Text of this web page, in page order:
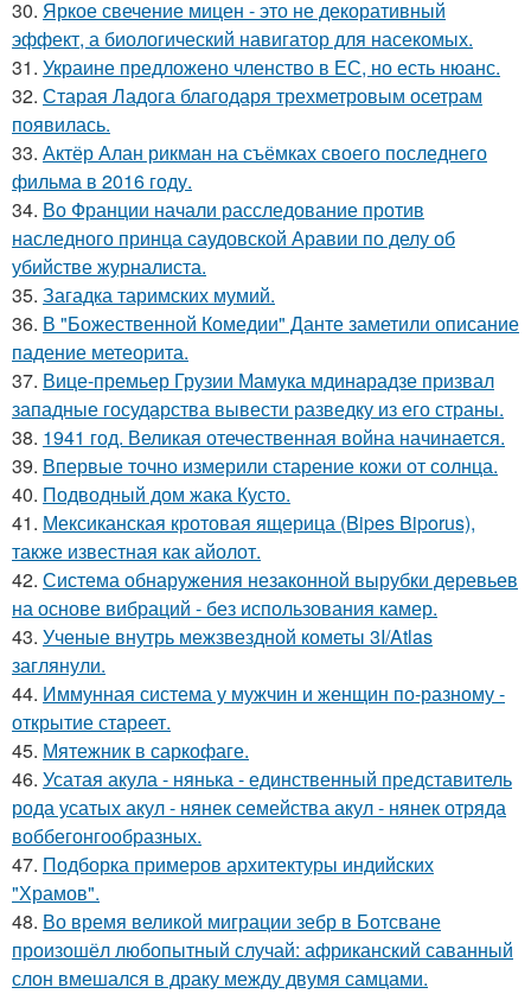
30. Яркое свечение мицен - это не декоративный
эффект, а биологический навигатор для насекомых.
31. Украине предложено членство в ЕС, но есть нюанс.
32. Старая Ладога благодаря трехметровым осетрам
появилась.
33. Актёр Алан рикман на съёмках своего последнего
фильма в 2016 году.
34. Во Франции начали расследование против
наследного принца саудовской Аравии по делу об
убийстве журналиста.
35. Загадка таримских мумий.
36. В "Божественной Комедии" Данте заметили описание
падение метеорита.
37. Вице-премьер Грузии Мамука мдинарадзе призвал
западные государства вывести разведку из его страны.
38. 1941 год. Великая отечественная война начинается.
39. Впервые точно измерили старение кожи от солнца.
40. Подводный дом жака Кусто.
41. Мексиканская кротовая ящерица (Bipes Biporus),
также известная как айолот.
42. Система обнаружения незаконной вырубки деревьев
на основе вибраций - без использования камер.
43. Ученые внутрь межзвездной кометы 3I/Atlas
заглянули.
44. Иммунная система у мужчин и женщин по-разному -
открытие стареет.
45. Мятежник в саркофаге.
46. Усатая акула - нянька - единственный представитель
рода усатых акул - нянек семейства акул - нянек отряда
воббегонгообразных.
47. Подборка примеров архитектуры индийских
"Храмов".
48. Во время великой миграции зебр в Ботсване
произошёл любопытный случай: африканский саванный
слон вмешался в драку между двумя самцами.